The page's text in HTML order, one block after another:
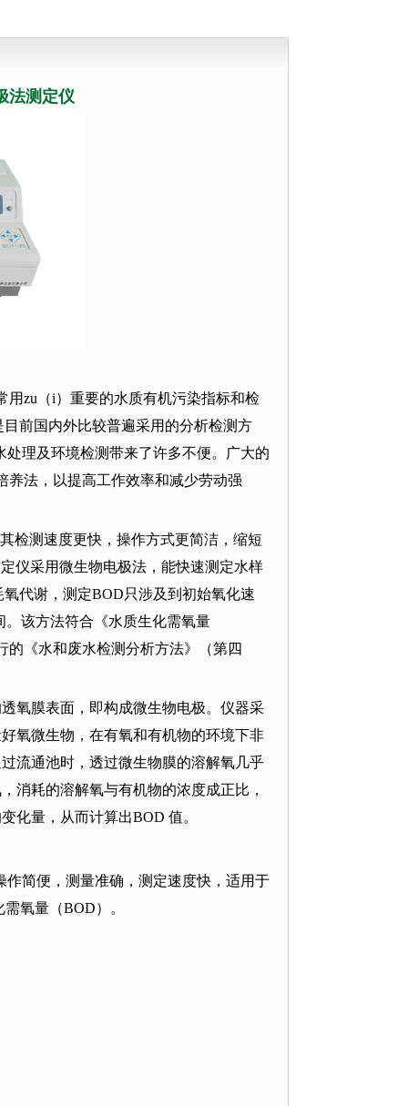
法测定仪
用zu（i）重要的水质有机污染指标和检
目前国内外比较普遍采用的分析检测方
理及环境检测带来了许多不便。广大的
养法，以提高工作效率和减少劳动强
检测速度更快，操作方式更简洁，缩短
仪采用微生物电极法，能快速测定水样
代谢，测定BOD只涉及到初始氧化速
该方法符合《水质生化需氧量
的《水和废水检测分析方法》（第四
氧膜表面，即构成微生物电极。仪器采
氧微生物，在有氧和有机物的环境下非
流通池时，透过微生物膜的溶解氧几乎
消耗的溶解氧与有机物的浓度成正比，
化量，从而计算出BOD 值。
作简便，测量准确，测定速度快，适用于
需氧量（BOD）。